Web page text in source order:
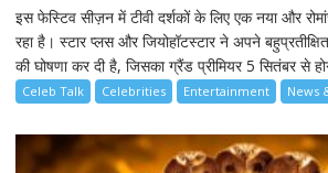
इस फेस्टिव सीज़न में टीवी दर्शकों के लिए एक नया और
रहा है। स्टार प्लस और जियोहॉटस्टार ने अपने
की घोषणा कर दी है, जिसका ग्रैंड प्रीमियर 5 सितंबर से
Celeb Talk Celebrities Entertainment News